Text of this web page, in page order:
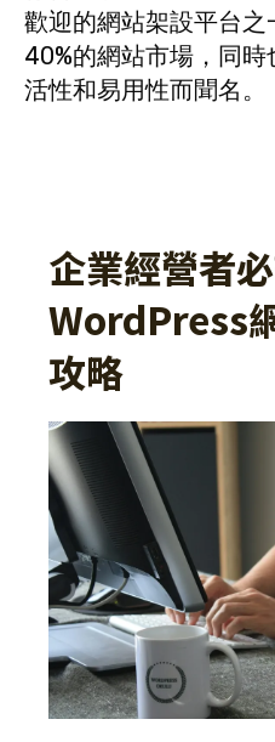
歡迎的網站架設平台
40%的網站市場，同
活性和易用性而聞名。
企業經營者
WordPress
攻略